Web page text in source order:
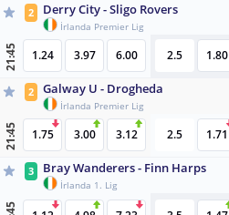
2 Derry City - Sligo Rovers
İrlanda Premier Lig
21:45 1.24 3.97 6.00 2.5 1.80
2 Galway U - Drogheda
İrlanda Premier Lig
21:45 1.75 3.00 3.12 2.5 1.71
3 Bray Wanderers - Finn Harps
İrlanda 1. Lig